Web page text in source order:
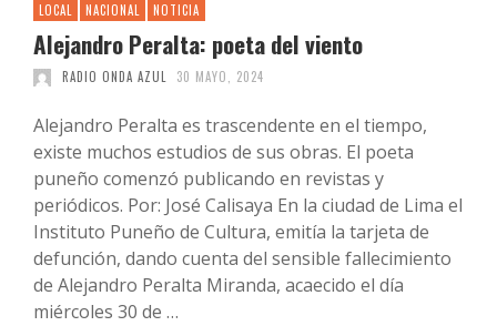
LOCAL NACIONAL NOTICIA
Alejandro Peralta: poeta del viento
RADIO ONDA AZUL 30 MAYO, 2024
Alejandro Peralta es trascendente en el tiempo,
existe muchos estudios de sus obras. El poeta
puneño comenzó publicando en revistas y
periódicos. Por: José Calisaya En la ciudad de Lima el
Instituto Puneño de Cultura, emitía la tarjeta de
defunción, dando cuenta del sensible fallecimiento
de Alejandro Peralta Miranda, acaecido el día
miércoles 30 de …